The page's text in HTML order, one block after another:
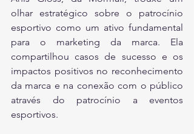
olhar estratégico sobre o patrocínio
esportivo como um ativo fundamental
para o marketing da marca. Ela
compartilhou casos de sucesso e os
impactos positivos no reconhecimento
da marca e na conexão com o público
através do patrocínio a eventos
esportivos.